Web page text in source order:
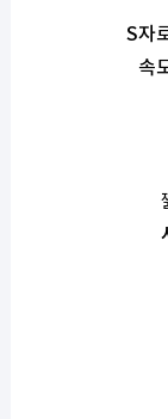
S자
속